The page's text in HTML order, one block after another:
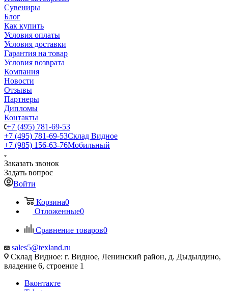
Сувениры
Блог
Как купить
Условия оплаты
Условия доставки
Гарантия на товар
Условия возврата
Компания
Новости
Отзывы
Партнеры
Дипломы
Контакты
+7 (495) 781-69-53
+7 (495) 781-69-53Склад Видное
+7 (985) 156-63-76Мобильный
Заказать звонок
Задать вопрос
Войти
Корзина0
Отложенные0
Сравнение товаров0
sales5@texland.ru
Склад Видное: г. Видное, Ленинский район, д. Дыдылдино,
владение 6, строение 1
Вконтакте